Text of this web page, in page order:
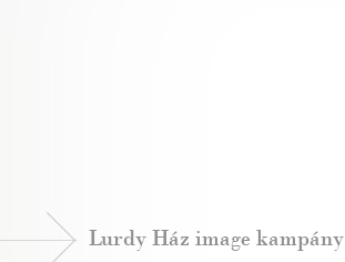
Lurdy Ház image kampány